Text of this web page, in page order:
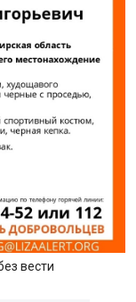
вести